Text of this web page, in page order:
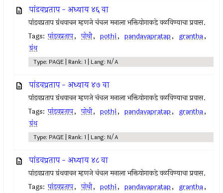
पांडवप्रताप - अध्याय ४६ वा
पांडवप्रताप ग्रंथवाचन म्हणजे चंचल मनाला भक्तियोगाकडे वळविण्याचा प्रवास.
Tags: पांडवप्रताप, पोथी, pothi, pandavapratap, grantha,
ग्रंथ
Type: PAGE | Rank: 1 | Lang: N/A
पांडवप्रताप - अध्याय ४७ वा
पांडवप्रताप ग्रंथवाचन म्हणजे चंचल मनाला भक्तियोगाकडे वळविण्याचा प्रवास.
Tags: पांडवप्रताप, पोथी, pothi, pandavapratap, grantha,
ग्रंथ
Type: PAGE | Rank: 1 | Lang: N/A
पांडवप्रताप - अध्याय ४८ वा
पांडवप्रताप ग्रंथवाचन म्हणजे चंचल मनाला भक्तियोगाकडे वळविण्याचा प्रवास.
Tags: पांडवप्रताप, पोथी, pothi, pandavapratap, grantha,